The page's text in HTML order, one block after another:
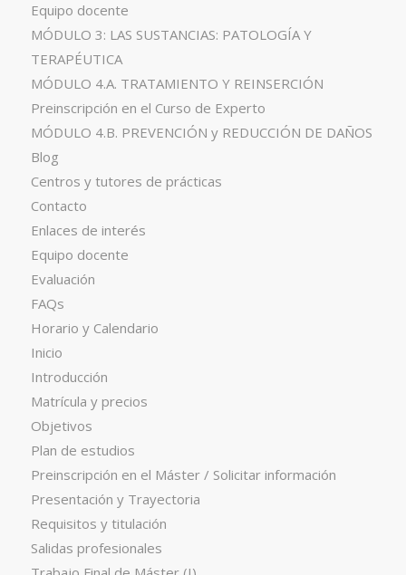
Equipo docente
MÓDULO 3: LAS SUSTANCIAS: PATOLOGÍA Y
TERAPÉUTICA
MÓDULO 4.A. TRATAMIENTO Y REINSERCIÓN
Preinscripción en el Curso de Experto
MÓDULO 4.B. PREVENCIÓN y REDUCCIÓN DE DAÑOS
Blog
Centros y tutores de prácticas
Contacto
Enlaces de interés
Equipo docente
Evaluación
FAQs
Horario y Calendario
Inicio
Introducción
Matrícula y precios
Objetivos
Plan de estudios
Preinscripción en el Máster / Solicitar información
Presentación y Trayectoria
Requisitos y titulación
Salidas profesionales